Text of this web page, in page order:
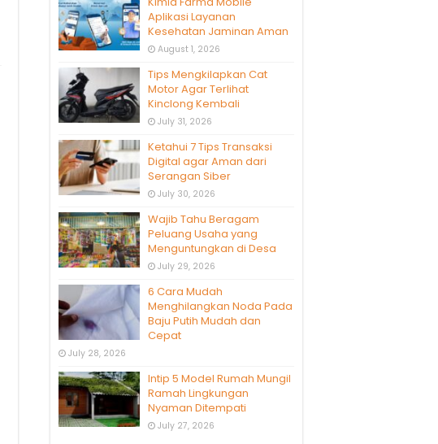
Aplikasi Layanan
Kesehatan Jaminan Aman
August 1, 2026
Tips Mengkilapkan Cat
Motor Agar Terlihat
Kinclong Kembali
July 31, 2026
Ketahui 7 Tips Transaksi
Digital agar Aman dari
Serangan Siber
July 30, 2026
Wajib Tahu Beragam
Peluang Usaha yang
Menguntungkan di Desa
July 29, 2026
6 Cara Mudah
Menghilangkan Noda Pada
Baju Putih Mudah dan
Cepat
July 28, 2026
Intip 5 Model Rumah Mungil
Ramah Lingkungan
Nyaman Ditempati
July 27, 2026